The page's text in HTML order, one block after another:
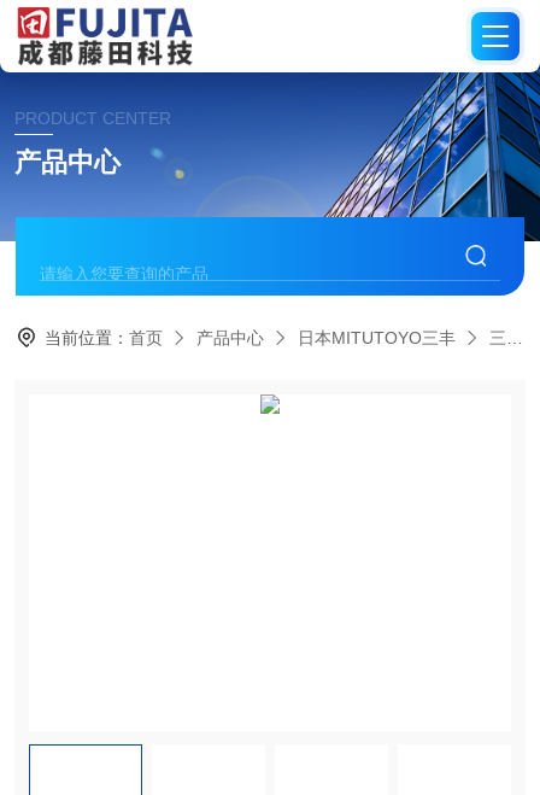
PRODUCT CENTER
产品中心
当前位置：首页 产品中心 日本MITUTOYO三丰 三坐标测量仪